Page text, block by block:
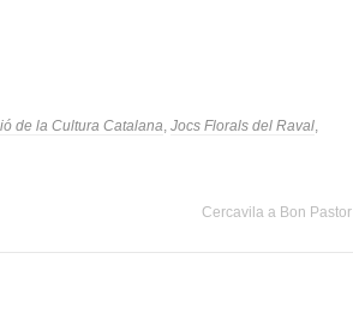
de la Cultura Catalana, Jocs Florals del Raval,
Cercavila a Bon Pastor